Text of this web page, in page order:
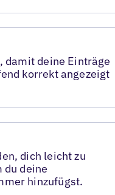
damit deine Einträge
korrekt angezeigt
dich leicht zu
du deine
hinzufügst.